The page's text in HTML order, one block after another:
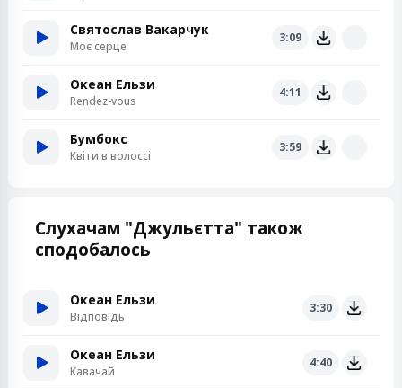
Святослав Вакарчук
Моє серце
3:09
Океан Ельзи
Rendez-vous
4:11
Бумбокс
Квiти в волоссi
3:59
Слухачам "Джульєтта" також
сподобалось
Океан Ельзи
Відповідь
3:30
Океан Ельзи
Кавачай
4:40